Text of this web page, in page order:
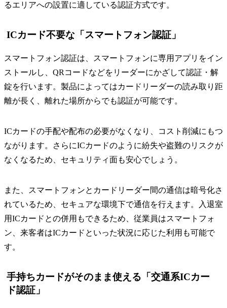
るエリアへの設置に適している認証方式です。
ICカード不要な「スマートフォン認証」
スマートフォン認証は、スマートフォンに専用アプリをイン
ストールし、QRコードなどをリーダーにかざして認証・解
錠を行います。製品によってはカードリーダーの読み取り距
離が長く、離れた場所からでも認証が可能です。
ICカードの手配や配布の必要がなくなり、コスト削減にもつ
ながります。さらにICカードのように紛失や盗難のリスクが
なくなるため、セキュリティ面も安心でしょう。
また、スマートフォンとカードリーダー間の通信は暗号化さ
れているため、セキュアな環境下で通信を行えます。入退室
用ICカードとの併用もできるため、従業員はスマートフォ
ン、来客者はICカードといった状況に応じた利用も可能で
す。
手持ちカードがそのまま使える「交通系ICカー
ド認証」